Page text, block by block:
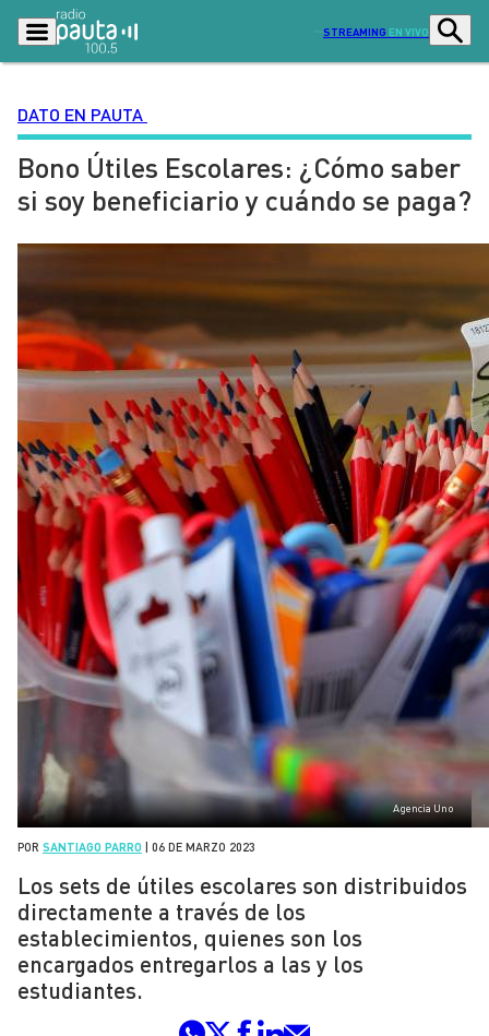
STREAMING EN VIVO
Podcasts Programas
Lo Último Actualidad
Ciudad Economía
Radio en vivo Sostenibilidad
Tendencias Deportes
Entretención y Cultura Opinión
Dato en Pauta Señal 2
Contenido Patrocinado
DATO EN PAUTA
Bono Útiles Escolares: ¿Cómo saber
si soy beneficiario y cuándo se paga?
Agencia Uno
POR SANTIAGO PARRO 06 DE MARZO 2023
Los sets de útiles escolares son distribuidos
directamente a través de los
establecimientos, quienes son los
encargados entregarlos a las y los
estudiantes.